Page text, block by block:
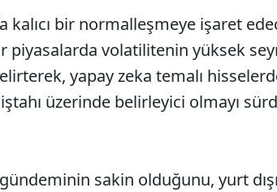
kalıcı bir normalleşmeye işaret
piyasalarda volatilitenin yüksek
yapay zeka temalı
iştahı üzerinde belirleyici olmayı
sakin olduğunu, yurt